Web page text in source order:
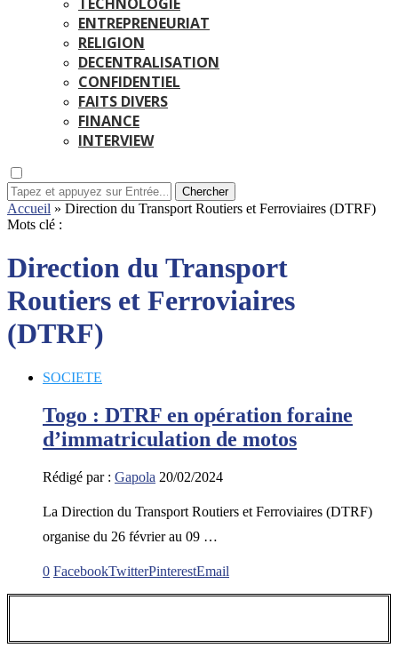
ENTREPRENEURIAT
RELIGION
DECENTRALISATION
CONFIDENTIEL
FAITS DIVERS
FINANCE
INTERVIEW
Chercher
Accueil » Direction du Transport Routiers et Ferroviaires (DTRF)
Mots clé :
Direction du Transport
Routiers et Ferroviaires
(DTRF)
SOCIETE
Togo : DTRF en opération foraine
d’immatriculation de motos
Rédigé par : Gapola 20/02/2024
La Direction du Transport Routiers et Ferroviaires (DTRF)
organise du 26 février au 09 …
0 FacebookTwitterPinterestEmail